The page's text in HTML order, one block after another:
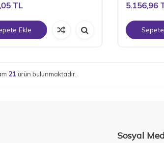
TL
Ekle
5.156,96
21ürün bulunmaktadır.
Sosyal